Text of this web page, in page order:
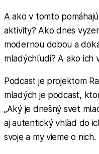
A ako v tomto
aktivity? Ako dnes
modernou dobou a
mladýchľudí? A ako ich
Podcast je projektom
mladých je podcast,
„Aký je dnešný svet
aj autentický vhľad do
svoje a my vieme o nich.